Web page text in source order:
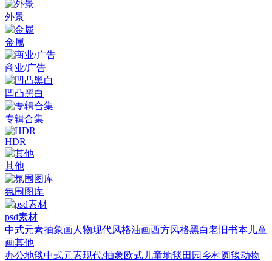
外景
金属
商业/广告
凹凸黑白
专辑合集
HDR
其他
氛围图库
psd素材
中式元素抽象画人物现代风格油画西方风格黑白老旧书本 儿童
画其他
办公地毯中式元素现代/抽象欧式 儿童地毯 田园乡村圆毯动物